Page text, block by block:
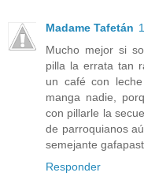
Madame Tafetán
Mucho mejor si
pilla la errata tan
un café con
manga nadie,
con pillarle la
de parroquianos
semejante
Responder